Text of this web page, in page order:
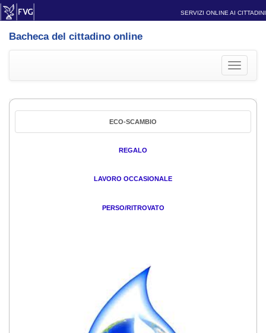
SERVIZI ONLINE AI CITTADINI
Bacheca del cittadino online
Toggle
ECO-SCAMBIO
REGALO
LAVORO OCCASIONALE
PERSO/RITROVATO